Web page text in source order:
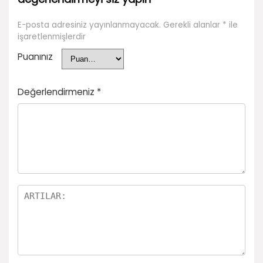
E-posta adresiniz yayınlanmayacak. Gerekli alanlar * ile
işaretlenmişlerdir
Puanınız
Değerlendirmeniz *